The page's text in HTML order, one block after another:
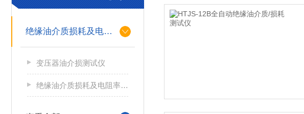
绝缘油介质损耗及电阻率测试仪
变压器油介损测试仪
绝缘油介质损耗及电阻率测试仪